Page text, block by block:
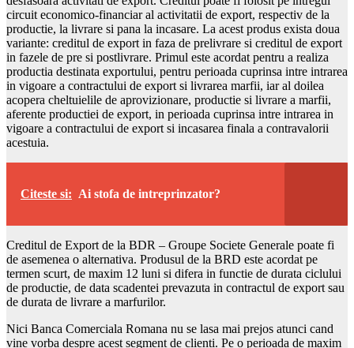
circuit economico-financiar al activitatii de export, respectiv de la
productie, la livrare si pana la incasare. La acest produs exista doua
variante: creditul de export in faza de prelivrare si creditul de export
in fazele de pre si postlivrare. Primul este acordat pentru a realiza
productia destinata exportului, pentru perioada cuprinsa intre intrarea
in vigoare a contractului de export si livrarea marfii, iar al doilea
acopera cheltuielile de aprovizionare, productie si livrare a marfii,
aferente productiei de export, in perioada cuprinsa intre intrarea in
vigoare a contractului de export si incasarea finala a contravalorii
acestuia.
Citeste si: Ai stofa de intreprinzator?
Creditul de Export de la BDR – Groupe Societe Generale poate fi
de asemenea o alternativa. Produsul de la BRD este acordat pe
termen scurt, de maxim 12 luni si difera in functie de durata ciclului
de productie, de data scadentei prevazuta in contractul de export sau
de durata de livrare a marfurilor.
Nici Banca Comerciala Romana nu se lasa mai prejos atunci cand
vine vorba despre acest segment de clienti. Pe o perioada de maxim